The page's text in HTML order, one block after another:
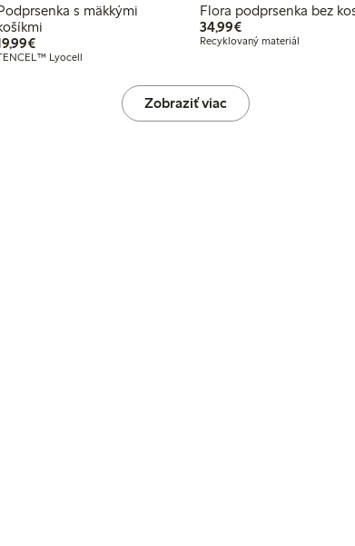
s mäkkými
19,99 €
Lyocell
Flora podprsenka bez
34,99€34,99 €
Recyklovaný materiál
Zobraziť viac